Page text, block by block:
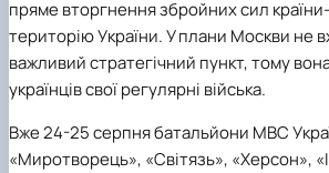
пряме вторгнення збройних сил
територію України. У плани Москви не
важливий стратегічний пункт, тому
українців свої регулярні війська.
Вже 24-25 серпня батальйони МВС
«Миротворець», «Світязь», «Херсон»,